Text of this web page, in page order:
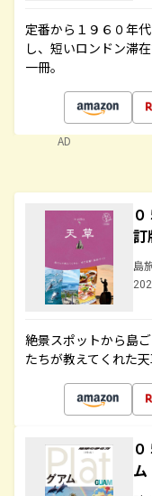
定番から１９６０年
し、短いロンドン滞
一冊。
AD
訂
島
絶景スポットから島
たちが教えてくれた
ム